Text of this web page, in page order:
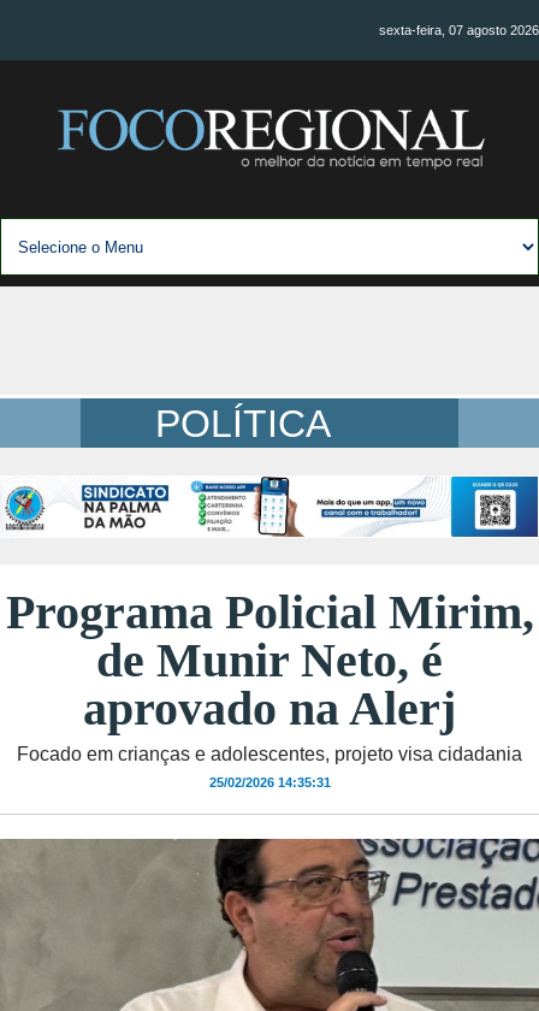
sexta-feira, 07 agosto 2026
POLÍTICA
Programa Policial Mirim,
de Munir Neto, é
aprovado na Alerj
Focado em crianças e adolescentes, projeto visa cidadania
25/02/2026 14:35:31